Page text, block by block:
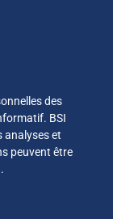
des
BSI
analyses et
peuvent être